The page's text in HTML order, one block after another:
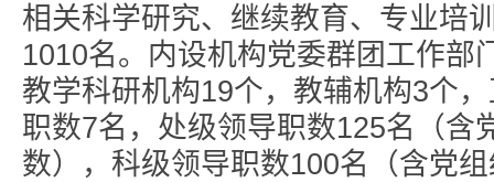
相关科学研究、继续教育、专业培
1010名。内设机构党委群团工作部
教学科研机构19个，教辅机构3个
职数7名，处级领导职数125名（含
数），科级领导职数100名（含党